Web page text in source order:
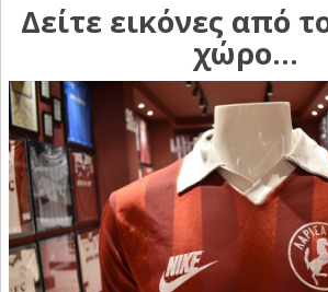
Δείτε εικόνες από
χώρο...